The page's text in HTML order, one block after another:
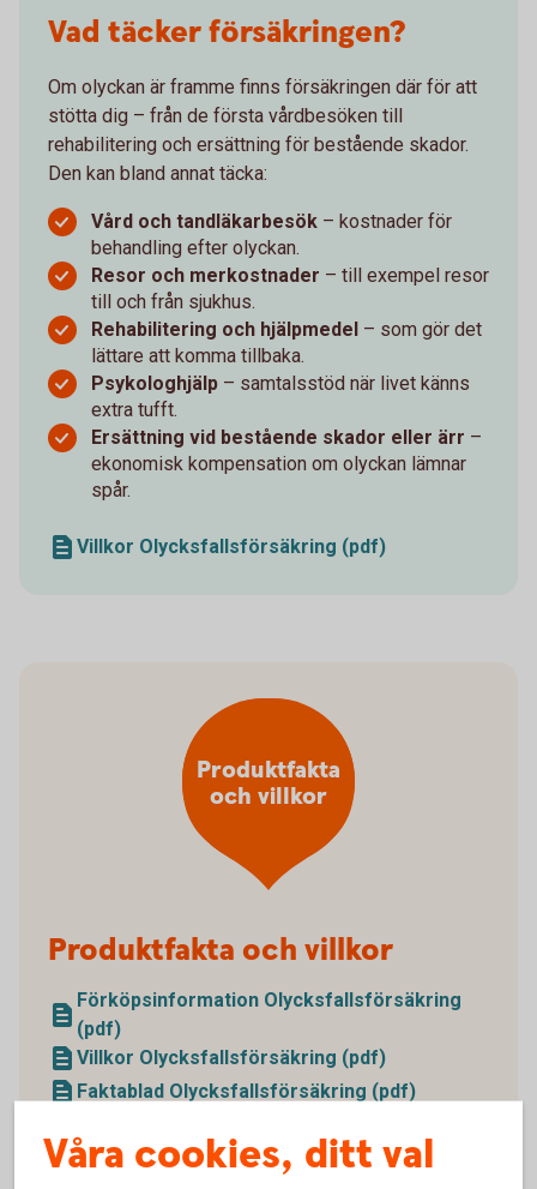
Vad täcker försäkringen?
Om olyckan är framme finns försäkringen där för att
stötta dig – från de första vårdbesöken till
rehabilitering och ersättning för bestående skador.
Den kan bland annat täcka:
Vård och tandläkarbesök – kostnader för
behandling efter olyckan.
Resor och merkostnader – till exempel resor
till och från sjukhus.
Rehabilitering och hjälpmedel – som gör det
lättare att komma tillbaka.
Psykologhjälp – samtalsstöd när livet känns
extra tufft.
Ersättning vid bestående skador eller ärr –
ekonomisk kompensation om olyckan lämnar
spår.
Villkor Olycksfallsförsäkring (pdf)
Produktfakta och villkor
Förköpsinformation Olycksfallsförsäkring
(pdf)
Villkor Olycksfallsförsäkring (pdf)
Faktablad Olycksfallsförsäkring (pdf)
Produktfakta
och villkor
Våra cookies, ditt val